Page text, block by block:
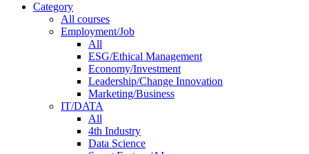
Category
All courses
Employment/Job
All
ESG/Ethical Management
Economy/Investment
Leadership/Change Innovation
Marketing/Business
IT/DATA
All
4th Industry
Data Science